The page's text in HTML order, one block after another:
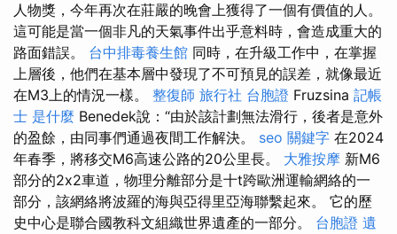
人物獎，今年再次在莊嚴的晚會上獲得了一個有價值的人。
這可能是當一個非凡的天氣事件出乎意料時，會造成重大的
路面錯誤。 台中排毒養生館 同時，在升級工作中，在掌握
上層後，他們在基本層中發現了不可預見的誤差，就像最近
在M3上的情況一樣。 整復師 旅行社 台胞證 Fruzsina 記帳
士 是什麼 Benedek說：“由於該計劃無法滑行，後者是意外
的盈餘，由同事們通過夜間工作解決。 seo 關鍵字 在2024
年春季，將移交M6高速公路的20公里長。 大雅按摩 新M6
部分的2x2車道，物理分離部分是十t跨歐洲運輸網絡的一
部分，該網絡將波羅的海與亞得里亞海聯繫起來。 它的歷
史中心是聯合國教科文組織世界遺產的一部分。 台胞證 遺